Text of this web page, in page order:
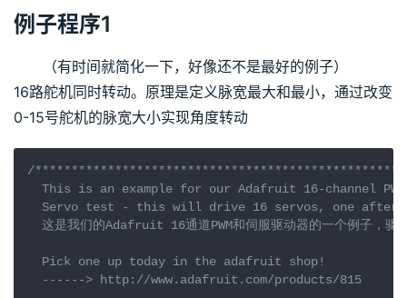
例子程序1
（有时间就简化一下，好像还不是最好的例子）
16路舵机同时转动。原理是定义脉宽最大和最小，通过改变
0-15号舵机的脉宽大小实现角度转动
/
This is an example for our Adafruit 16-channel
Servo test - this will drive 16 servos, one after
这是我们的Adafruit 16通道PWM和伺服驱动器的一个例子，驱
  Pick one up today in the adafruit shop!
  ------> http://www.adafruit.com/products/815